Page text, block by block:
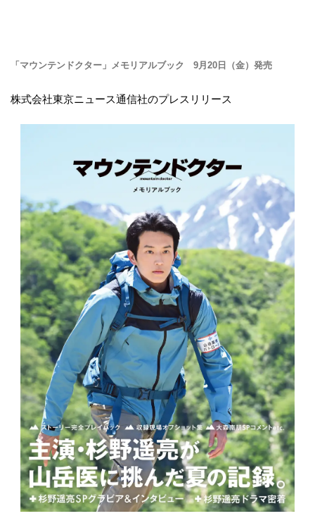
「マウンテンドクター」メモリアルブック 9月20日（金）発売
株式会社東京ニュース通信社のプレスリリース